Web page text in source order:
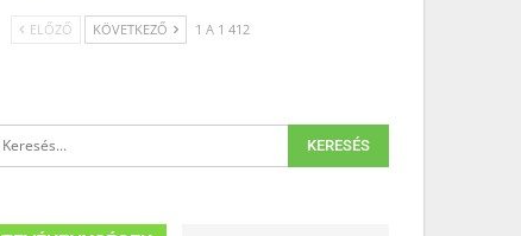
ELŐZŐ KÖVETKEZŐ 1 A 1 412